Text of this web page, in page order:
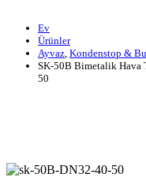
Ev
Ürünler
Ayvaz, Kondenstop &
SK-50B Bimetalik Hava
50